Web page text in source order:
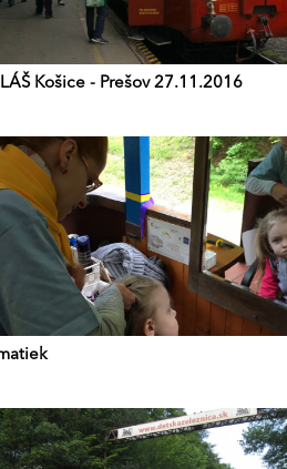
Košice - Prešov 27.11.2016